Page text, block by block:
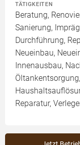
TÄTIGKEITEN
Beratung,
Sanierung,
Durchführung,
Neueinbau,
Innenausbau,
Reparatur,